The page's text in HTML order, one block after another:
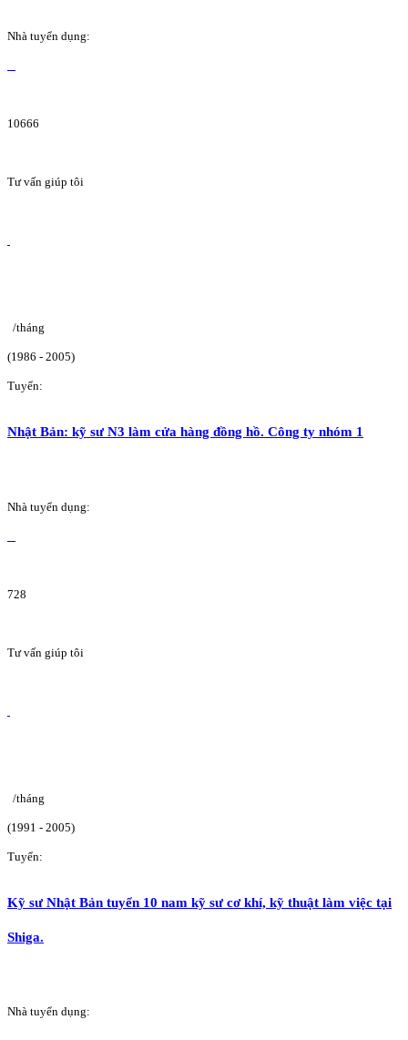
Nhà tuyển dụng:
10666
Tư vấn giúp tôi
/tháng
(1986 - 2005)
Tuyển:
Nhật Bản: kỹ sư N3 làm cửa hàng đồng hồ. Công ty nhóm 1
Nhà tuyển dụng:
728
Tư vấn giúp tôi
/tháng
(1991 - 2005)
Tuyển:
Kỹ sư Nhật Bản tuyển 10 nam kỹ sư cơ khí, kỹ thuật làm việc tại
Shiga.
Nhà tuyển dụng: